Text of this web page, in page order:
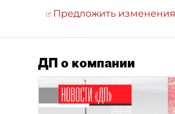
Предложить изменения
ДП о компании